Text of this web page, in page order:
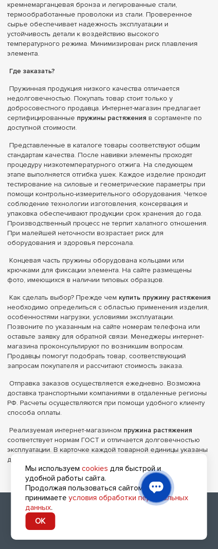
кремнемарганцевая бронза и легированные стали,
термообработанные проволоки из стали. Проверенное
сырье обеспечивает надежность эксплуатации и
устойчивость детали к воздействию высокого
температурного режима. Минимизирован риск плавления
элемента.
Где заказать?
Пружинная продукция низкого качества отличается
недолговечностью. Покупать товар стоит только у
добросовестного продавца. Интернет-магазин предлагает
сертифицированные пружины растяжения в сортаменте по
доступной стоимости.
Представленные в каталоге товары соответствуют общим
стандартам качества. После навивки элементы проходят
процедуру низкотемпературного отжига. На следующем
этапе выполняется отгибка ушек. Каждое изделие проходит
тестирование на силовые и геометрические параметры при
помощи контрольно-измерительного оборудования. Четкое
соблюдение технологии изготовления, консервация и
упаковка обеспечивают продукции срок хранения до года.
Производственный процесс не терпит халатного отношения.
При малейшей неточности возрастает риск для
оборудования и здоровья персонала.
Концевая часть пружины оборудована кольцами или
крючками для фиксации элемента. На сайте размещены
фото, имеющихся в наличии типовых образцов.
Как сделать выбор? Прежде чем купить пружину растяжения
необходимо определиться с областью применения изделия,
особенностями нагрузки, условиями эксплуатации.
Позвоните по указанным на сайте номерам телефона или
оставьте заявку для обратной связи. Менеджеры интернет-
магазина проконсультируют по возникшим вопросам.
Продавцы помогут подобрать товар, соответствующий
запросам покупателя и рассчитают стоимость заказа.
Отправка заказов осуществляется ежедневно. Возможна
доставка транспортными компаниями в отдаленные регионы
РФ. Расчеты осуществляются при помощи удобного клиенту
способа оплаты.
Реализуемая интернет-магазином пружина растяжения
соответствует нормам ГОСТ и отличается долговечностью
эксплуатации. В карточке каждой товарной единицы указаны
детальные характеристики.
2010 - 2026 (с) Все права защищены
Мы используемcookies для быстрой и
удобной работы сайта.
Продолжая пользоваться сайтом, вы
принимаетеусловия обработки персональных
данных.
OK